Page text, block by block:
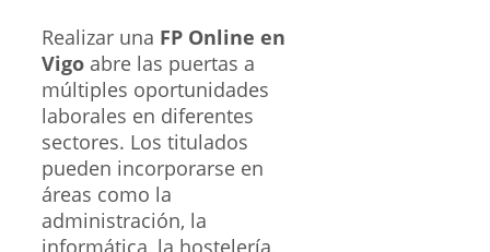
Realizar una FP Online en
Vigo abre las puertas a
múltiples oportunidades
laborales en diferentes
sectores. Los titulados
pueden incorporarse en
áreas como la
administración, la
informática, la hostelería,